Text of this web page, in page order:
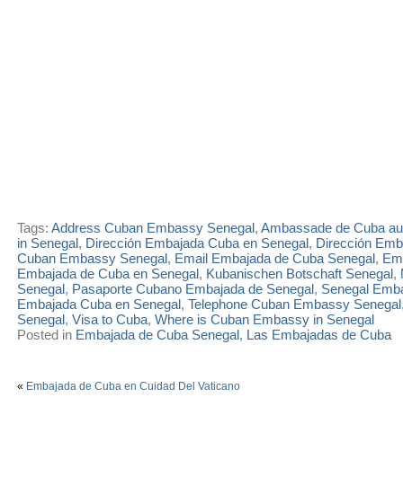
Tags: Address Cuban Embassy Senegal, Ambassade de Cuba
in Senegal, Dirección Embajada Cuba en Senegal, Dirección
Cuban Embassy Senegal, Email Embajada de Cuba Senegal,
Embajada de Cuba en Senegal, Kubanischen Botschaft Senegal,
Senegal, Pasaporte Cubano Embajada de Senegal, Senegal
Embajada Cuba en Senegal, Telephone Cuban Embassy Senegal
Senegal, Visa to Cuba, Where is Cuban Embassy in Senegal
Posted in Embajada de Cuba Senegal, Las Embajadas de Cuba
« Embajada de Cuba en Cuidad Del Vaticano